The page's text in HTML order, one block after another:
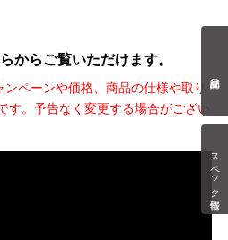
スペック情報
からご覧いただけます。
ペーンや価格、商品の仕様や取り
。予告なく変更する場合がござい